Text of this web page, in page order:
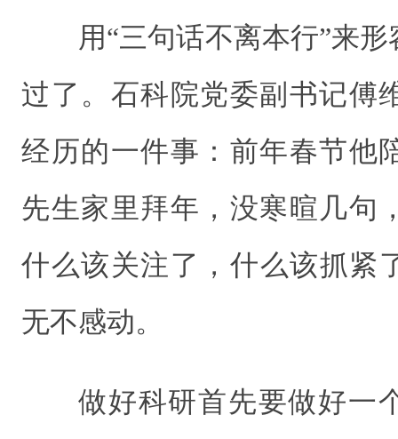
用“三句话不离本行”来
过了。石科院党委副书记傅
经历的一件事：前年春节他
先生家里拜年，没寒暄几句
什么该关注了，什么该抓
无不感动。
做好科研首先要做好